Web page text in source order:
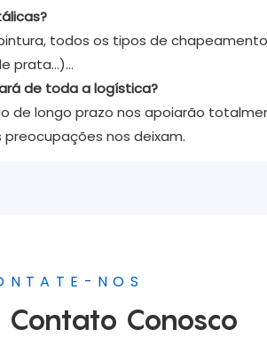
todos os tipos de
prata…)…
de toda a logística?
de longo prazo nos apoiarão
nos deixam.
NOS
Contato Conosco